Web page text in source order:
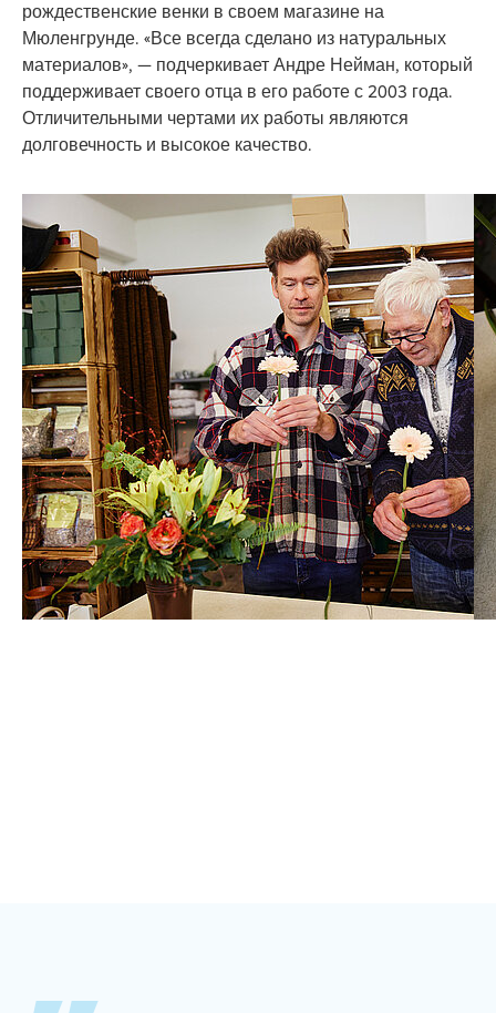
рождественские венки в своем магазине на
Мюленгрунде. «Все всегда сделано из натуральных
материалов», — подчеркивает Андре Нейман, который
поддерживает своего отца в его работе с 2003 года.
Отличительными чертами их работы являются
долговечность и высокое качество.